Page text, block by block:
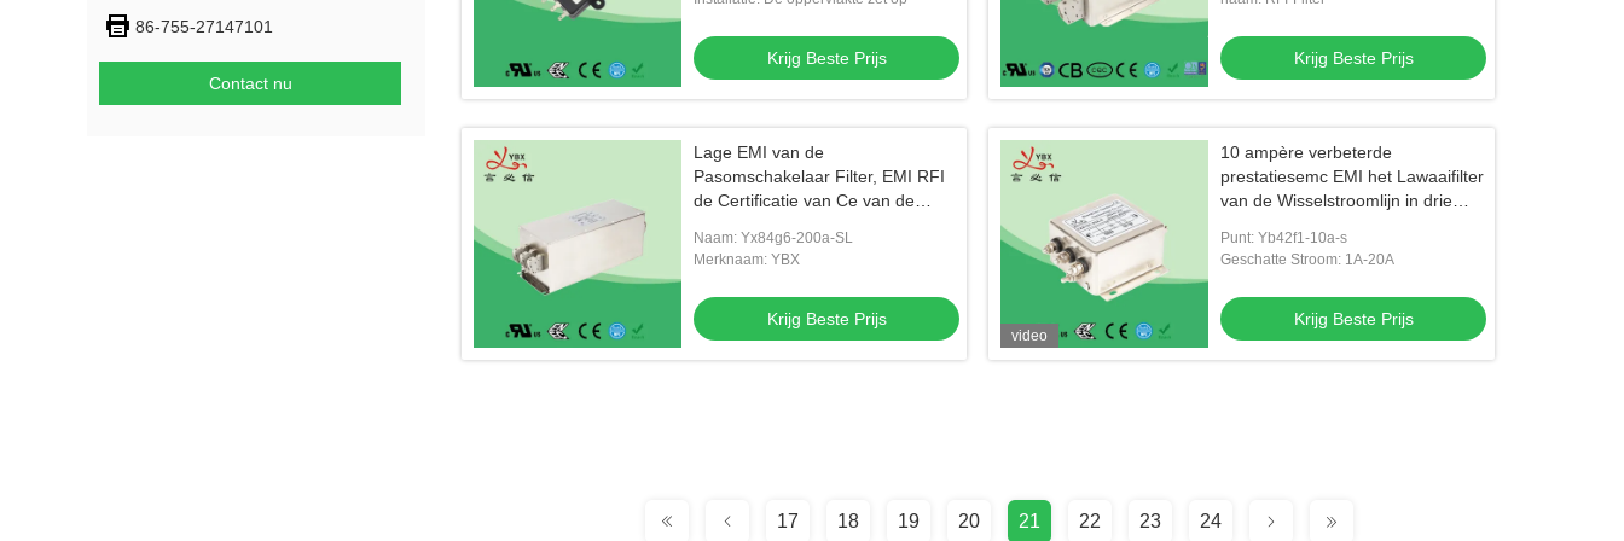
86-755-27147101
Contact nu
Krijg Beste Prijs Krijg Beste Prijs
Lage EMI van de
Pasomschakelaar Filter, EMI RFI
de Certificatie van Ce van de
Naam: Yx84g6-200a-SL
Merknaam: YBX
Krijg Beste Prijs
video
10 ampère verbeterde
prestatiesemc EMI het Lawaaifilter
van de Wisselstroomlijn in drie
voor Controlekabinet
Punt: Yb42f1-10a-s
Geschatte Stroom: 1A-20A
Krijg Beste Prijs
17 18 19 20 21 22 23 24